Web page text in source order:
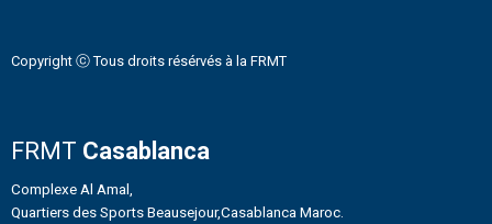
Copyright ⓒ Tous droits résérvés à la FRMT
FRMT Casablanca
Complexe Al Amal,
Quartiers des Sports Beausejour,Casablanca Maroc.